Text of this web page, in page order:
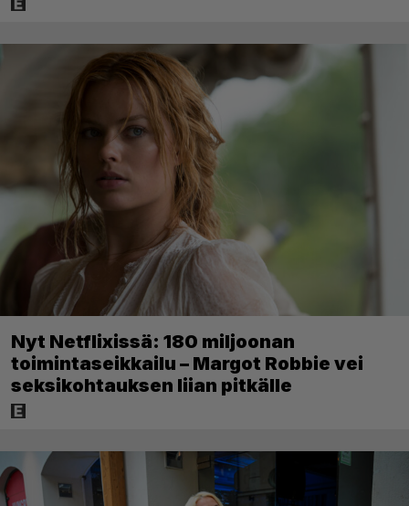
Nyt Netflixissä: 180 miljoonan
toimintaseikkailu – Margot Robbie vei
seksikohtauksen liian pitkälle